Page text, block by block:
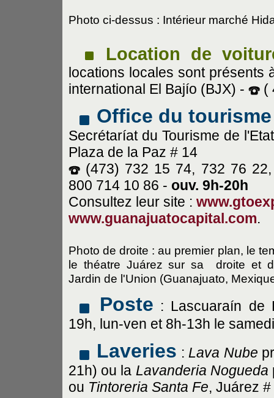
Photo ci-dessus : Intérieur marché
Location de
locations locales sont présents
international El Bajío (BJX) -
(
Office du tourisme
Secrétaríat du Tourisme de
Plaza de la Paz # 14
(473) 732 15 74, 732 76
800 714 10 86 - ouv. 9h-20h
Consultez leur site :
www.guanajuatocapital.com.
Photo de droite : au premier plan, le
le théatre Juárez sur sa droite et
Jardin de l'Union (Guanajuato,
Poste : Lascuaraín de
19h, lun-ven et 8h-13h le
Laveries : Lava Nube
21h) ou la Lavanderia Nogueda
ou Tintoreria Santa Fe, Juárez